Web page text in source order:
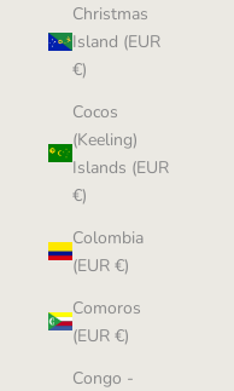
Christmas
Island (EUR
€)
Cocos
(Keeling)
Islands (EUR
€)
Colombia
(EUR €)
Comoros
(EUR €)
Congo -